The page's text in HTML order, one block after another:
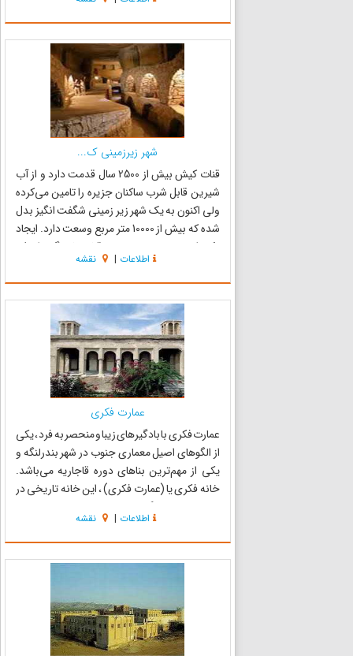
نقاط دیدنی استان هرمزگان در جنوب ایران است. در
...
شهر زیرزمینی ک...
قنات کیش بیش از 2500 سال قدمت دارد و از آب
شیرین قابل شرب ساکنان جزیره را تامین می‌کرده
ولی اکنون به یک شهر زیر زمینی شگفت انگیز بدل
شده که بیش از 10000 متر مربع وسعت دارد. ایجاد
یک شهر زیرزمینی در مسیر قنات‌ها به‌گونه‌ای که
بتواند مجموعه‌ای طبیعی تاریخی و فرهنگی را برای
گردشگران فراهم...
اطلاعات | نقشه
عمارت فکری
عمارت فکری با بادگیرهای زیبا و منحصر به فرد ، یکی
از الگوهای اصیل معماری جنوب در شهر بندرلنگه و
یکی از مهم‌ترین بناهای دوره قاجاریه می‌باشد.
خانه فکری یا (عمارت فکری) ، این خانه تاریخی در
شهرستان بندر لنگه واقع شده‌است و از نقاط دیدنی
استان هرمزگان در جنوب ایران است . روزگاری خانه
فک...
اطلاعات | نقشه